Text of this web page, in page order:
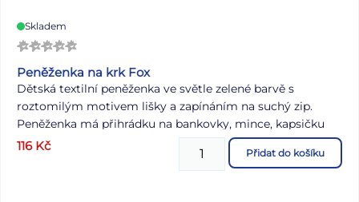
Skladem
Peněženka na krk Fox
Dětská textilní peněženka ve světle zelené barvě s
roztomilým motivem lišky a zapínáním na suchý zip.
Peněženka má přihrádku na bankovky, mince, kapsičku
vhodnou například na jízdenky a také kapsičku s
průhledným okýnkem o velikosti kreditní karty.
116 Kč Přidat do košíku